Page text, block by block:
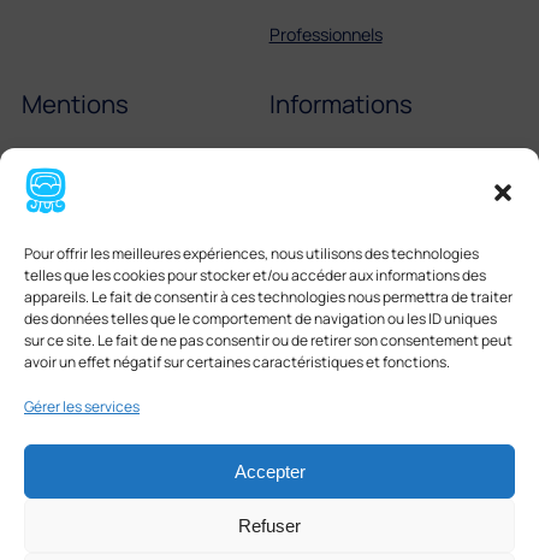
Pour offrir les meilleures expériences, nous utilisons des technologies
telles que les cookies pour stocker et/ou accéder aux informations des
appareils. Le fait de consentir à ces technologies nous permettra de traiter
des données telles que le comportement de navigation ou les ID uniques
sur ce site. Le fait de ne pas consentir ou de retirer son consentement peut
avoir un effet négatif sur certaines caractéristiques et fonctions.
Gérer les services
Accepter
Refuser
Professionnels
Mentions
Mentions légales
Cookies
CGV
Informations
Tortilla mexicaine
Boissons mexicaines
Facebook InstagramLinkedIn